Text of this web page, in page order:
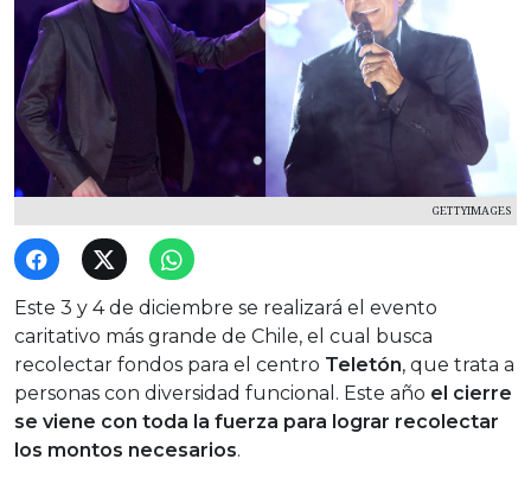
GETTYIMAGES
Este 3 y 4 de diciembre se realizará el evento
caritativo más grande de Chile, el cual busca
recolectar fondos para el centro Teletón, que trata a
personas con diversidad funcional. Este año el cierre
se viene con toda la fuerza para lograr recolectar
los montos necesarios.